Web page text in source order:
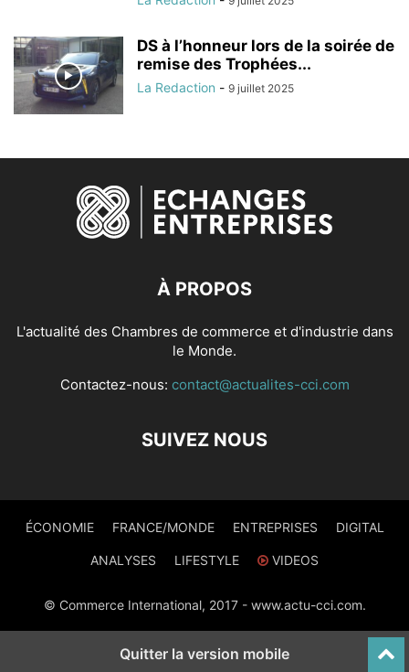
DS à l’honneur lors de la soirée de
remise des Trophées...
La Redaction - 9 juillet 2025
À PROPOS
L'actualité des Chambres de commerce et d'industrie dans
le Monde.
Contactez-nous: contact@actualites-cci.com
SUIVEZ NOUS
ÉCONOMIE FRANCE/MONDE ENTREPRISES DIGITAL
ANALYSES LIFESTYLE VIDEOS
© Commerce International, 2017 - www.actu-cci.com.
Quitter la version mobile